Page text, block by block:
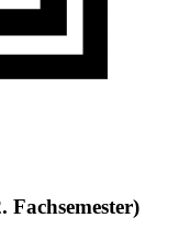
Fachsemester)